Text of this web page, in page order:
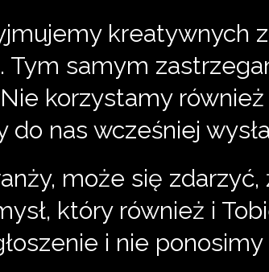
kreatywnych
samym
korzystamy
do nas wcześniej
może się zdarzyć,
który również i
i nie